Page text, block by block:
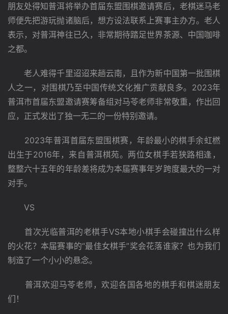
朋友处得知普洱将举办首届东盟围棋邀请赛后，老棋迷马老
师便先把游玩抛诸脑后，想方设法联系上赛事主办方。老人
表示，对普洱神往已久，非常期待踏足世界茶源、中国咖啡
之都。
老人难得千里迢迢来趟云南，且作为新中国第一批围棋
人之一，对围棋乃至中国传统文化推广贡献良多。2023年
普洱市首届东盟邀请赛筹备组对马苓老师非常敬重，作出回
应，正式发出了独一无二的一份特别邀请。
2023年普洱首届东盟围棋赛，年龄最小的棋手余虹橪
出生于2016年，来自普洱棋苑。两位女棋手若狭路相逢，
整整六十五年的年龄差将成为本届赛事年岁跨度最大的一对
对手。
VS
首次光临普洱的老棋手VS本地小棋手会碰撞出什么样
的火花？本届赛事的“最佳女棋手”奖会花落谁家？也为我们
制造了一个小小的悬念。
普洱欢迎马苓老师，欢迎各国各地的棋手和棋迷朋友
们！